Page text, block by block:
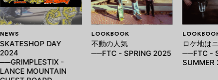
NEWS
SKATESHOP DAY
2024
──GRIMPLESTIX -
LANCE MOUNTAIN
LOOKBOOK
不動の人気
──FTC - SPRING 2025
ロケ地は
──FTC -
SUMMER